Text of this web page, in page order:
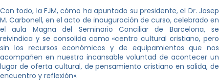
Con todo, la FJM, cómo ha apuntado su presidente, el Dr. Josep
M. Carbonell, en el acto de inauguración de curso, celebrado en
el aula Magna del Seminario Conciliar de Barcelona, se
reivindica y se consolida como «centro cultural cristiano, pero
sin los recursos económicos y de equipamientos que nos
acompañen en nuestra incansable voluntad de acontecer un
lugar de oferta cultural, de pensamiento cristiano en salida, de
encuentro y reflexión».